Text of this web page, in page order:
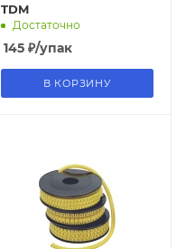
TDM
Достаточно
145₽/упак
В КОРЗИНУ